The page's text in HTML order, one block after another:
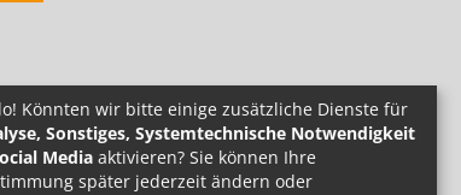
Könnten wir bitte einige zusätzliche Dienste für
Sonstiges, Systemtechnische Notwendigkeit
Media aktivieren? Sie können Ihre
später jederzeit ändern oder